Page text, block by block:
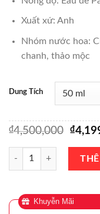
Xuất xứ: Anh
Nhóm nước hoa:
chanh, thảo mộc
Dung Tích
₫4,500,000 Giá
là:
₫
Nước Hoa Tom Ford
Khuyễn Mãi